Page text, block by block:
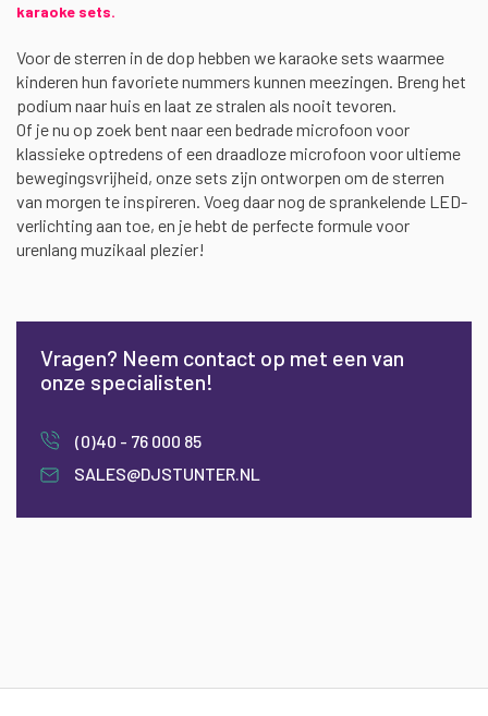
karaoke sets.
Voor de sterren in de dop hebben we karaoke sets waarmee
kinderen hun favoriete nummers kunnen meezingen. Breng het
podium naar huis en laat ze stralen als nooit tevoren.
Of je nu op zoek bent naar een bedrade microfoon voor
klassieke optredens of een draadloze microfoon voor ultieme
bewegingsvrijheid, onze sets zijn ontworpen om de sterren
van morgen te inspireren. Voeg daar nog de sprankelende LED-
verlichting aan toe, en je hebt de perfecte formule voor
urenlang muzikaal plezier!
Vragen? Neem contact op met een van
onze specialisten!
(0)40 - 76 000 85
SALES@DJSTUNTER.NL